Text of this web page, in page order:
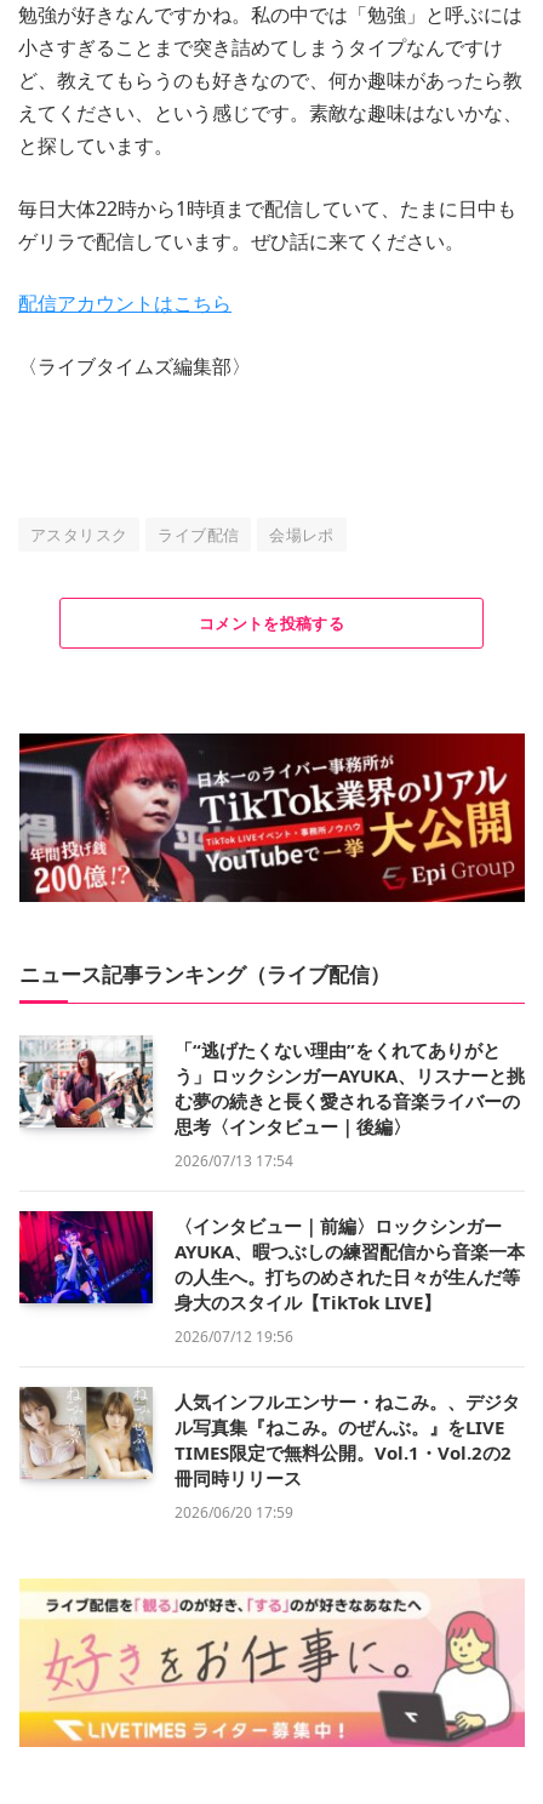
勉強が好きなんですかね。私の中では「勉強」と呼ぶには
小さすぎることまで突き詰めてしまうタイプなんですけ
ど、教えてもらうのも好きなので、何か趣味があったら教
えてください、という感じです。素敵な趣味はないかな、
と探しています。
毎日大体22時から1時頃まで配信していて、たまに日中も
ゲリラで配信しています。ぜひ話に来てください。
配信アカウントはこちら
〈ライブタイムズ編集部〉
アスタリスク ライブ配信 会場レポ
コメントを投稿する
ニュース記事ランキング（ライブ配信）
「“逃げたくない理由”をくれてありがと
う」ロックシンガーAYUKA、リスナーと挑
む夢の続きと長く愛される音楽ライバーの
思考〈インタビュー｜後編〉
2026/07/13 17:54
〈インタビュー｜前編〉ロックシンガー
AYUKA、暇つぶしの練習配信から音楽一本
の人生へ。打ちのめされた日々が生んだ等
身大のスタイル【TikTok LIVE】
2026/07/12 19:56
人気インフルエンサー・ねこみ。、デジタ
ル写真集『ねこみ。のぜんぶ。』をLIVE
TIMES限定で無料公開。Vol.1・Vol.2の2
冊同時リリース
2026/06/20 17:59